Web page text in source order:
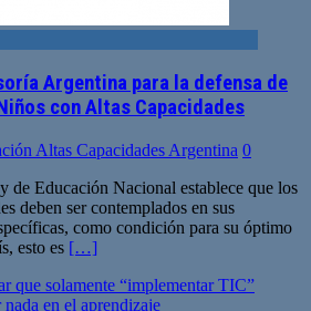
Argentina para la defensa de
con Altas Capacidades
Altas Capacidades Argentina 0
de Educación Nacional establece que los
deben ser contemplados en sus
como condición para su óptimo
esto es […]